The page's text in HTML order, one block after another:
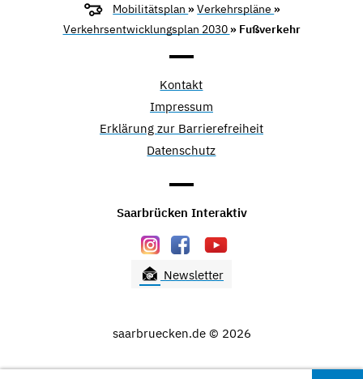
Mobilitätsplan »Verkehrspläne »
Verkehrsentwicklungsplan 2030 » Fußverkehr
Kontakt
Impressum
Erklärung zur Barrierefreiheit
Datenschutz
Saarbrücken Interaktiv
Newsletter
saarbruecken.de © 2026